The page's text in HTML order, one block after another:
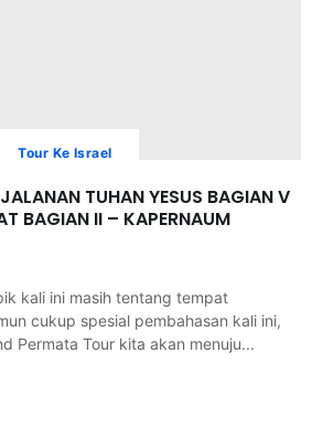
Tour Ke Israel
TUHAN YESUS BAGIAN V
BAGIAN II – KAPERNAUM
kali ini masih tentang tempat
cukup spesial pembahasan kali ini,
Permata Tour kita akan menuju...